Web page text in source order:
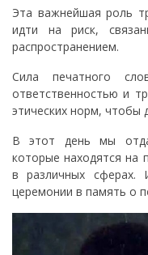
Эта важнейшая роль
идти на риск,
распространением.
Сила печатного
ответственностью и
этических норм, чтобы
В этот день мы
которые находятся на
в различных сферах.
церемонии в память о